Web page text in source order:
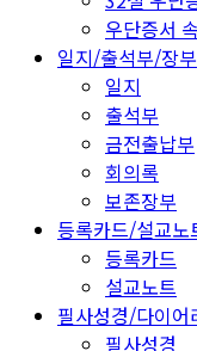
우단증서
일지/출석부/장부
일지
출석부
금전출납부
회의록
보존장부
등록카드/설교노
등록카드
설교노트
필사성경/다이어
필사성경